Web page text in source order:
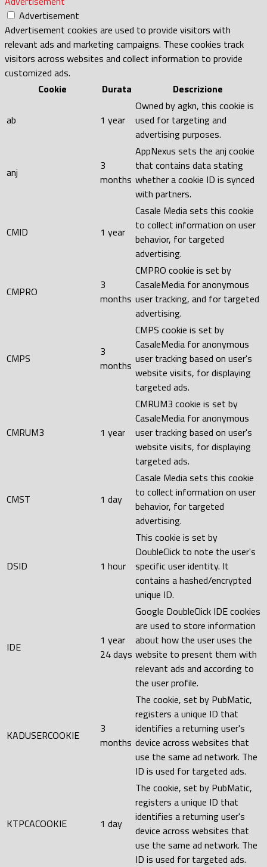
Advertisement
Advertisement cookies are used to provide visitors with
relevant ads and marketing campaigns. These cookies track
visitors across websites and collect information to provide
customized ads.
Cookie
Durata Descrizione
ab 1 year
Owned by agkn, this cookie is
used for targeting and
advertising purposes.
anj
3
months
AppNexus sets the anj cookie
that contains data stating
whether a cookie ID is synced
with partners.
CMID 1 year
Casale Media sets this cookie
to collect information on user
behavior, for targeted
advertising.
CMPRO
3
months
CMPRO cookie is set by
CasaleMedia for anonymous
user tracking, and for targeted
advertising.
CMPS
3
months
CMPS cookie is set by
CasaleMedia for anonymous
user tracking based on user's
website visits, for displaying
targeted ads.
CMRUM3 1 year
CMRUM3 cookie is set by
CasaleMedia for anonymous
user tracking based on user's
website visits, for displaying
targeted ads.
CMST 1 day
Casale Media sets this cookie
to collect information on user
behavior, for targeted
advertising.
DSID 1 hour
This cookie is set by
DoubleClick to note the user's
specific user identity. It
contains a hashed/encrypted
unique ID.
IDE
1 year
24 days
Google DoubleClick IDE cookies
are used to store information
about how the user uses the
website to present them with
relevant ads and according to
the user profile.
KADUSERCOOKIE
3
months
The cookie, set by PubMatic,
registers a unique ID that
identifies a returning user's
device across websites that
use the same ad network. The
ID is used for targeted ads.
KTPCACOOKIE 1 day
The cookie, set by PubMatic,
registers a unique ID that
identifies a returning user's
device across websites that
use the same ad network. The
ID is used for targeted ads.